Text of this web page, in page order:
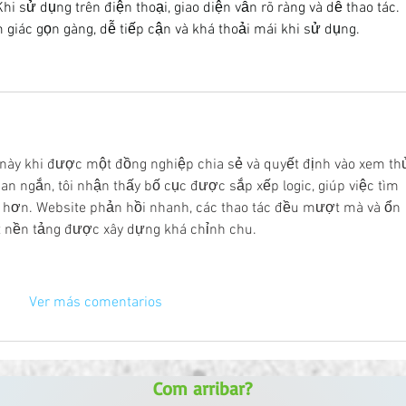
sử dụng trên điện thoại, giao diện vẫn rõ ràng và dễ thao tác.
gọn gàng, dễ tiếp cận và khá thoải mái khi sử dụng.
khi được một đồng nghiệp chia sẻ và quyết định vào xem
ngắn, tôi nhận thấy bố cục được sắp xếp logic, giúp việc tìm
Website phản hồi nhanh, các thao tác đều mượt mà và ổn
tảng được xây dựng khá chỉnh chu.
Ver más comentarios
Com arribar?